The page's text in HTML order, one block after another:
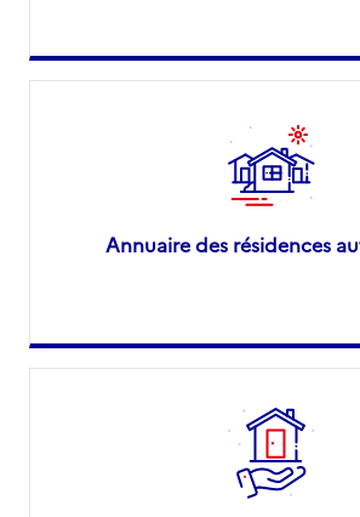
Annuaire des résidences